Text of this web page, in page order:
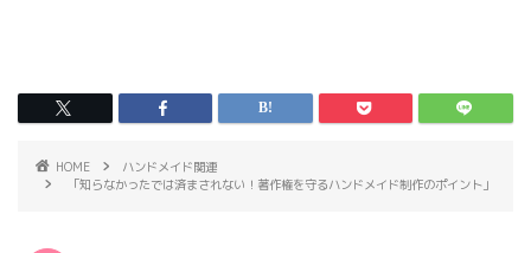
HOME
ハンドメイド関連
「知らなかったでは済まされない！著作権を守るハンドメイド制作のポイント」